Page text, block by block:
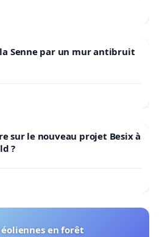
Senne par un mur antibruit
sur le nouveau projet Besix à
?
en forêt